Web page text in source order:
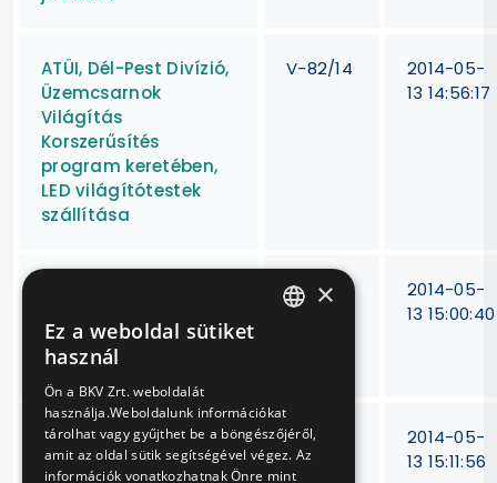
ATÜI, Dél-Pest Divízió,
Üzemcsarnok
Világítás
Korszerűsítés
program keretében,
LED világítótestek
szállítása
V-82/14
2014-05-
13 14:56:17
karbantartása,
javítása, kalibrálása
V-
270/13
2014-05-
13 15:00:40
Van Hool New A330
CNG típusú
V-52/14
2014-05-
13 15:11:56
×
Ez a weboldal sütiket
használ
Ön a BKV Zrt. weboldalát
használja.Weboldalunk információkat
tárolhat vagy gyűjthet be a böngészőjéről,
amit az oldal sütik segítségével végez. Az
információk vonatkozhatnak Önre mint